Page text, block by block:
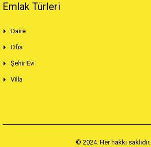
Emlak Türleri
Daire
Ofis
Şehir Evi
Villa
© 2024. Her hakkı saklıdır.